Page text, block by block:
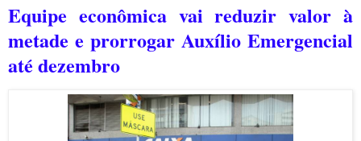
Equipe econômica vai reduzir valor à
metade e prorrogar Auxílio Emergencial
até dezembro